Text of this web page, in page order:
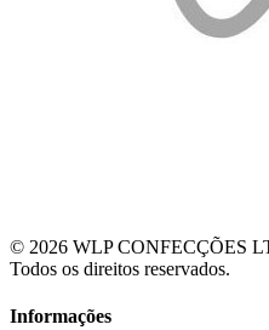
© 2026 WLP CONFECÇÕES
Todos os direitos reservados.
Informações